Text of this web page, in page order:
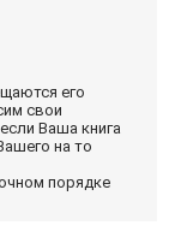
его
свои
Ваша книга
на то
порядке